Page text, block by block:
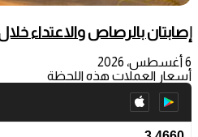
إصابتان بالرصاص والاعتداء
6 أغسطس، 2026
أسعار العملات هذه اللحظة